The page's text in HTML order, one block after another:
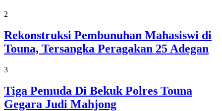
2
Rekonstruksi Pembunuhan Mahasiswi di
Touna, Tersangka Peragakan 25 Adegan
3
Tiga Pemuda Di Bekuk Polres Touna
Gegara Judi Mahjong